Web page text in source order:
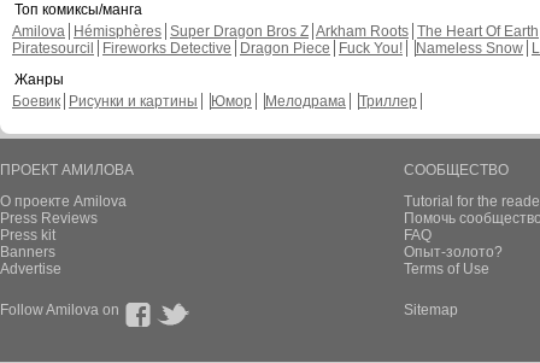
Топ комиксы/манга
Amilova
Hémisphères Super Dragon Bros Z Arkham Roots The Heart Of Earth
Piratesourcil
Fireworks Detective Dragon Piece Fuck You! Nameless Snow
Жанры
Боевик
Рисунки и картины Юмор Мелодрама Триллер
ПРОЕКТ АМИЛОВА
О проекте Amilova
Press Reviews
Press kit
Banners
Advertise
СООБЩЕСТВО
Tutorial for the
Помочь
FAQ
Опыт-золото?
Terms of Use
Follow Amilova on Sitemap